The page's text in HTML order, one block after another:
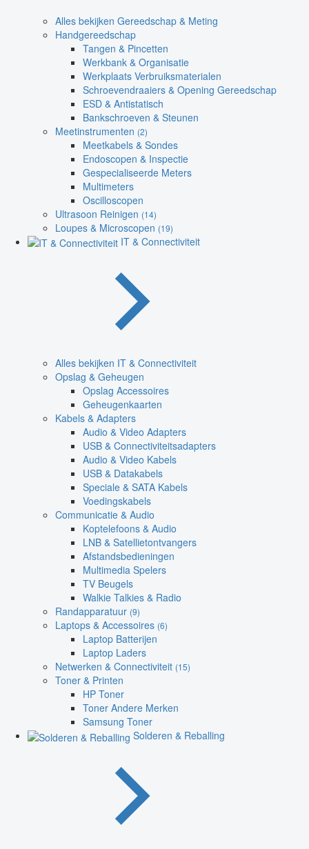
Alles bekijken Gereedschap & Meting
Handgereedschap
Tangen & Pincetten
Werkbank & Organisatie
Werkplaats Verbruiksmaterialen
Schroevendraaiers & Opening Gereedschap
ESD & Antistatisch
Bankschroeven & Steunen
Meetinstrumenten (2)
Meetkabels & Sondes
Endoscopen & Inspectie
Gespecialiseerde Meters
Multimeters
Oscilloscopen
Ultrasoon Reinigen (14)
Loupes & Microscopen (19)
IT & Connectiviteit
Alles bekijken IT & Connectiviteit
Opslag & Geheugen
Opslag Accessoires
Geheugenkaarten
Kabels & Adapters
Audio & Video Adapters
USB & Connectiviteitsadapters
Audio & Video Kabels
USB & Datakabels
Speciale & SATA Kabels
Voedingskabels
Communicatie & Audio
Koptelefoons & Audio
LNB & Satellietontvangers
Afstandsbedieningen
Multimedia Spelers
TV Beugels
Walkie Talkies & Radio
Randapparatuur (9)
Laptops & Accessoires (6)
Laptop Batterijen
Laptop Laders
Netwerken & Connectiviteit (15)
Toner & Printen
HP Toner
Toner Andere Merken
Samsung Toner
Solderen & Reballing